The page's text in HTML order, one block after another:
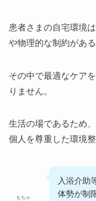
患者さまの自宅環境
や物理的な制約があ
その中で最適なケア
りません。
生活の場であるため
個人を尊重した環境
もちゃ
入浴介助
体勢が制